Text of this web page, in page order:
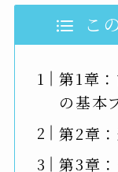
こ
第1章
の基本
第2章
第3章